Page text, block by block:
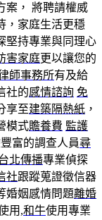
案， 將聘請權威
，家庭生活更穩
堅持專業與同理心
害家庭更以讓您的
師事務所有及給
社的感情諮詢 免
享至建築隔熱紙 ，
模式贍養費 監護
富的調查人員尋
北傳播專業偵探
社跟蹤蒐證徵信器
婚姻感情問題離婚
用,和牛使用專業